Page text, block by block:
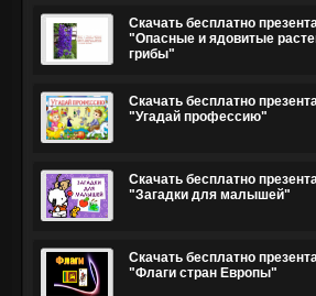
Скачать бесплатно
"Опасные и ядовитые
грибы"
Скачать бесплатно
"Угадай профессию"
Скачать бесплатно
"Загадки для малышей"
Скачать бесплатно
"Флаги стран Европы"